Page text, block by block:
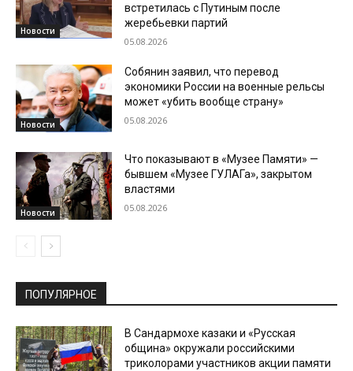
Новости
встретилась с Путиным после
жеребьевки партий
05.08.2026
Новости
Собянин заявил, что перевод
экономики России на военные рельсы
может «убить вообще страну»
05.08.2026
Новости
Что показывают в «Музее Памяти» —
бывшем «Музее ГУЛАГа», закрытом
властями
05.08.2026
ПОПУЛЯРНОЕ
В Сандармохе казаки и «Русская
община» окружали российскими
триколорами участников акции памяти